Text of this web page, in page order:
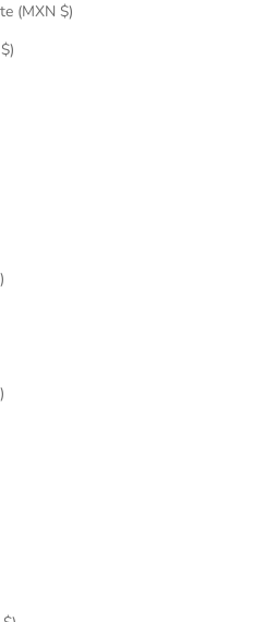
Macedonia del Norte (MXN $)
Madagascar (MXN $)
$)
$)